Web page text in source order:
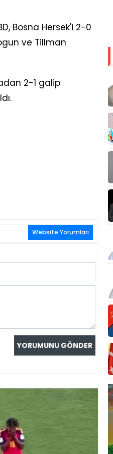
Bosna Hersek'i 2-0
ve Tillman
2-1 galip
Website Yorumları